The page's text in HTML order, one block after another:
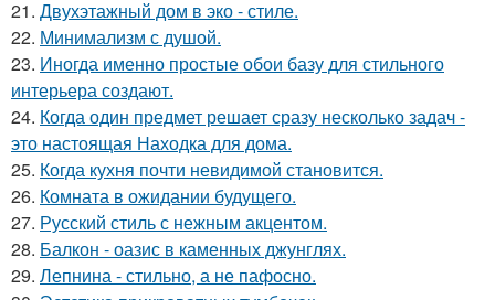
21. Двухэтажный дом в эко - стиле.
22. Минимализм с душой.
23. Иногда именно простые обои базу для стильного
интерьера создают.
24. Когда один предмет решает сразу несколько задач -
это настоящая Находка для дома.
25. Когда кухня почти невидимой становится.
26. Комната в ожидании будущего.
27. Русский стиль с нежным акцентом.
28. Балкон - оазис в каменных джунглях.
29. Лепнина - стильно, а не пафосно.